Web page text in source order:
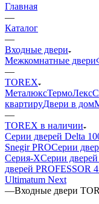
Главная
—
Каталог
—
Входные двери
Межкомнатные двери
—
TOREX
МеталюксТермоЛекс
квартируДвери в дом
—
TOREX в наличии
Серии дверей Delta
Snegir PROСерии
Серия-XСерии
дверей PROFESSOR
Ultimatum Next
—Входные двери